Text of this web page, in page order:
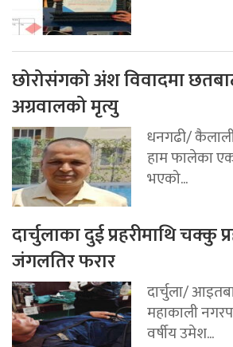
छोरोसंगको अंश विवादमा
अग्रवालको मृत्यु
धनगढी/
हाम फालेका
भएको...
दार्चुलाका दुई प्रहरीमाथि चक्कु
जंगलतिर फरार
दार्चुला/
महाकाली
वर्षीय उमेश...